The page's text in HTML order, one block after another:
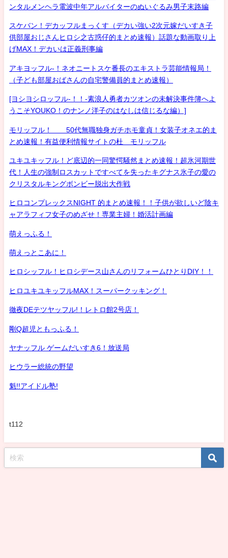
ンタルメンヘラ電波中年アルバイターのぬいぐるみ男子末路編
スケバン！デカッフルまっくす（デカい強い2次元嫁だいすき子
供部屋おじさんヒロシ之古惑仔的まとめ速報）話題な動画取り上
げMAX！デカいは正義刑事編
アキヨッフル-！ネオニートスケ番長のエキストラ芸能情報局！
（子ども部屋おばさんの自宅警備員的まとめ速報）
[ヨシヨシロッフル-！！-素浪人勇者カツオンの未解決事件簿へよ
うこそYOUKO！のナンノ洋子のはなしは信じるな編）]
モリッフル！ 50代無職独身ガチホモ童貞！女装子オネエ的ま
とめ速報！有益便利情報サイトの杜 モリッフル
ユキユキッフル！ど底辺的一同驚愕騒然まとめ速報！超氷河期世
代！人生の強制ロスカットですべてを失ったキグナス氷子の愛の
クリスタルキングボンビー脱出大作戦
ヒロコンプレックスNIGHT 的まとめ速報！！子供が欲しいど陰キ
ャアラフィフ女子のめざせ！専業主婦！婚活計画編
萌えっふる！
萌えっとこあに！
ヒロシッフル！ヒロシデース山さんのリフォームひとりDIY！！
ヒロユキユキッフルMAX！スーパークッキング！
徹夜DEテツヤッフル!！レトロ館2号店！
剛Q超児ともっふる！
ヤナッフル ゲームだいすき6！放送局
ヒウラー総統の野望
魁!!アイドル塾!
t112